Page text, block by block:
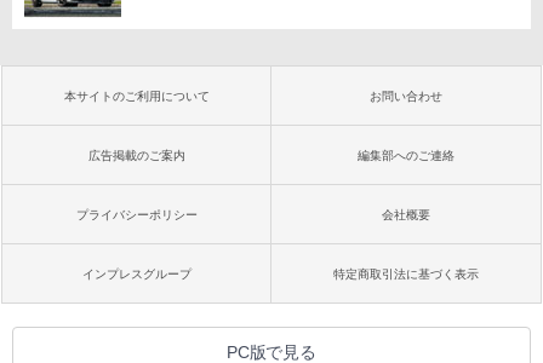
本サイトのご利用について お問い合わせ
広告掲載のご案内 編集部へのご連絡
プライバシーポリシー 会社概要
インプレスグループ 特定商取引法に基づく表示
PC版で見る